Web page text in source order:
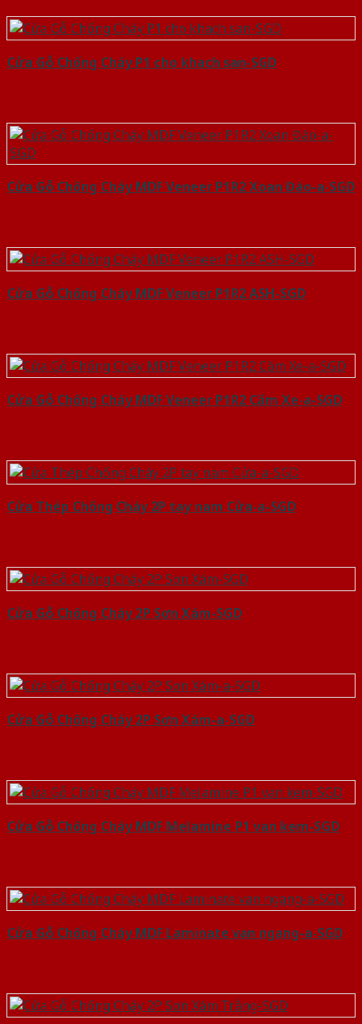
Cửa Gỗ Chống Cháy P1 cho khach san-SGD
Cửa Gỗ Chống Cháy MDF Veneer P1R2 Xoan Đào-a-SGD
Cửa Gỗ Chống Cháy MDF Veneer P1R2 ASH-SGD
Cửa Gỗ Chống Cháy MDF Veneer P1R2 Căm Xe-a-SGD
Cửa Thép Chống Cháy 2P tay nam Cửa-a-SGD
Cửa Gỗ Chống Cháy 2P Sơn Xám-SGD
Cửa Gỗ Chống Cháy 2P Sơn Xám-a-SGD
Cửa Gỗ Chống Cháy MDF Melamine P1 van kem-SGD
Cửa Gỗ Chống Cháy MDF Laminate van ngang-a-SGD